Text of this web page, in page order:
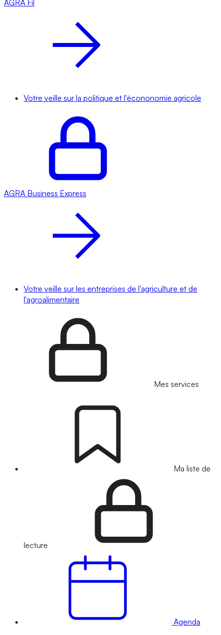
AGRA Fil
Votre veille sur la politique et l'écononomie agricole
AGRA Business Express
Votre veille sur les entreprises de l'agriculture et de
l'agroalimentaire
Mes services
Ma liste de
lecture
Agenda